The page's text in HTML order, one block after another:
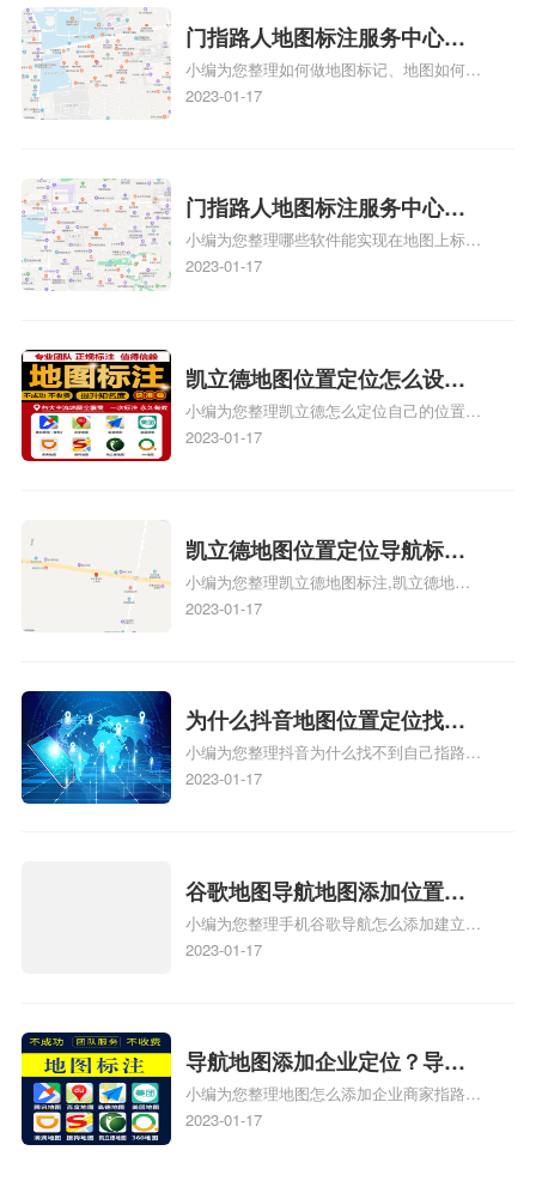
情可查看下方正文！
门指路人地图标注服务中心如
何做花小猪打车地图位置标
记？门指路人地图标注服务中
小编为您整理如何做地图标记、地图如何做
标记、so搜街景中如何做标记、360e启花贷
关地图标注知识，详情可查看下方正文！
2023-01-17
门指路人地图标注服务中心地
图位置地址标记？门指路人地
图标注服务中心苹果地图位置
小编为您整理哪些软件能实现在地图上标记
门指路人地图标注服务中心位置、门指路人
门指路人地图标注服务中心地址标注上地图
怎么弄相关地图标注知识，详情可查看下方
正文！
2023-01-17
凯立德地图位置定位怎么设置
自己的指路人地图标注服务中
心名？凯立德地图位置定位怎
小编为您整理凯立德怎么定位自己的位置
啊、手机凯立德地图定位怎么设置往上走、
地图标注服务中心铺招牌相关地图标注知
识，详情可查看下方正文！
2023-01-17
凯立德地图位置定位导航标
注？凯立德地图位置定位,导航,
标注？
小编为您整理凯立德地图标注,凯立德地图
标注怎么做啊、凯立德地图标注,凯立德地
相关地图标注知识，详情可查看下方正文！
2023-01-17
为什么抖音地图位置定位找不
到了？抖音为什么找不到当前
定位了？
小编为您整理抖音为什么找不到自己指路人
地图标注服务中心铺的位置、地图位置更新
服务中心位置、抖音突然不显示定位了相关
地图标注知识，详情可查看下方正文！
2023-01-17
谷歌地图导航地图添加位置？
添加谷歌地图导航位置？
小编为您整理手机谷歌导航怎么添加建立多
人位置、如何在地图，谷歌地图添加公司位
2023-01-17
导航地图添加企业定位？导航
定位企业？
小编为您整理地图怎么添加企业商家指路人
地图标注服务中心铺名称、地图怎么添加企
2023-01-17